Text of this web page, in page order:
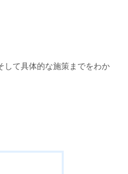
して具体的な施策までをわか